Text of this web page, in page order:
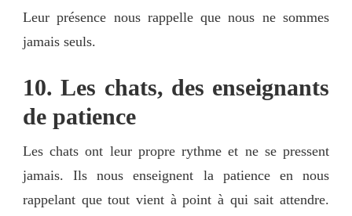
Leur présence nous rappelle que nous ne sommes
jamais seuls.
10. Les chats, des enseignants
de patience
Les chats ont leur propre rythme et ne se pressent
jamais. Ils nous enseignent la patience en nous
rappelant que tout vient à point à qui sait attendre.